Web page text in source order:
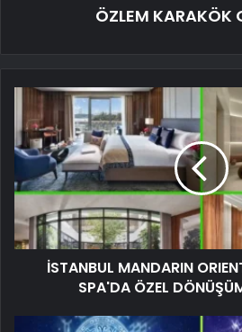
ÖZLEM KARAKÖK
İSTANBUL MANDARIN
SPA'DA ÖZEL